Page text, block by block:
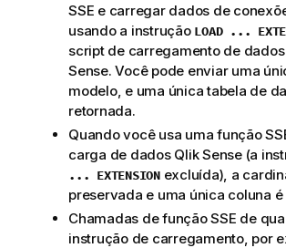
SSE e carregar dados de
usando a instrução LOAD ...
script de carregamentode
Sense. Você pode enviar uma
modelo, e uma única tabela de
retornada.
Quando você usa uma função
carga de dados Qlik Sense(a
... EXTENSIONexcluída), a
preservada e uma única coluna
Chamadas de função SSE de
instrução de carregamento, por